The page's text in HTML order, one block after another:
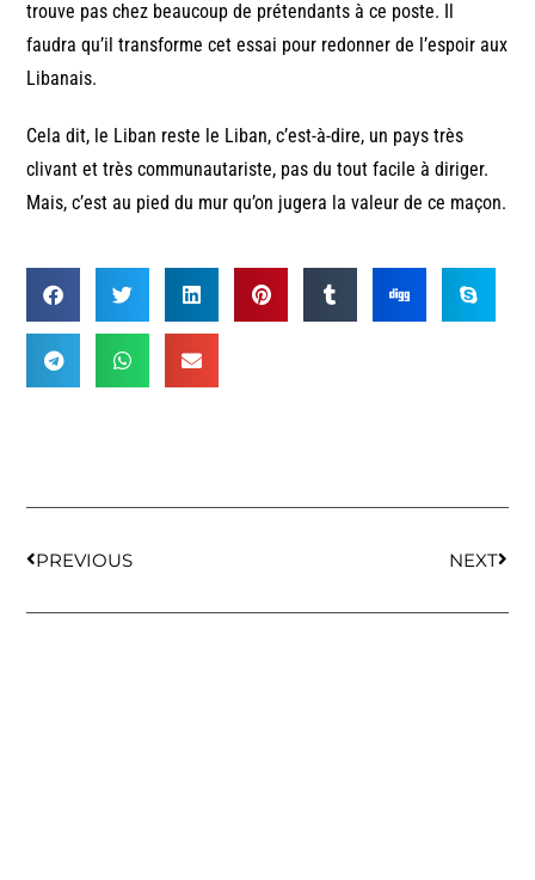
trouve pas chez beaucoup de prétendants à ce poste. Il
faudra qu’il transforme cet essai pour redonner de l’espoir aux
Libanais.
Cela dit, le Liban reste le Liban, c’est-à-dire, un pays très
clivant et très communautariste, pas du tout facile à diriger.
Mais, c’est au pied du mur qu’on jugera la valeur de ce maçon.
PREVIOUS NEXT